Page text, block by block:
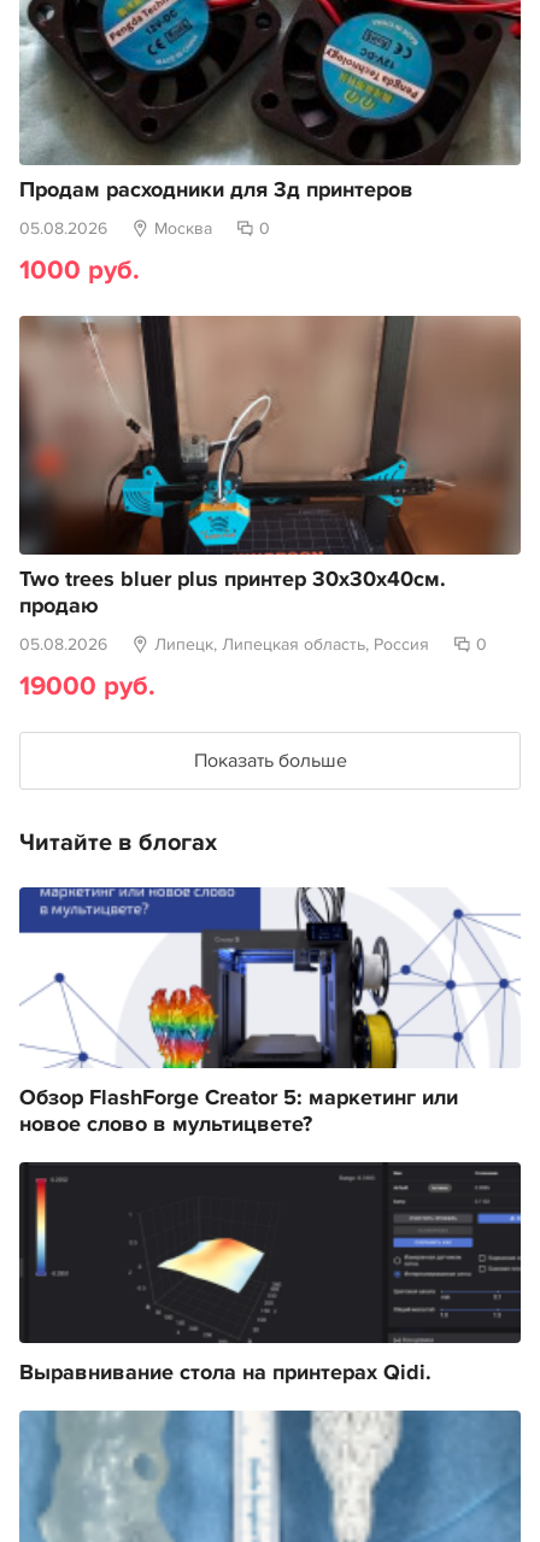
Продам расходники для 3д принтеров
05.08.2026 Москва 0
1000 руб.
Two trees bluer plus принтер 30х30х40см.
продаю
05.08.2026 Липецк, Липецкая область, Россия 0
19000 руб.
Показать больше
Читайте в блогах
Обзор FlashForge Creator 5: маркетинг или
новое слово в мультицвете?
Выравнивание стола на принтерах Qidi.